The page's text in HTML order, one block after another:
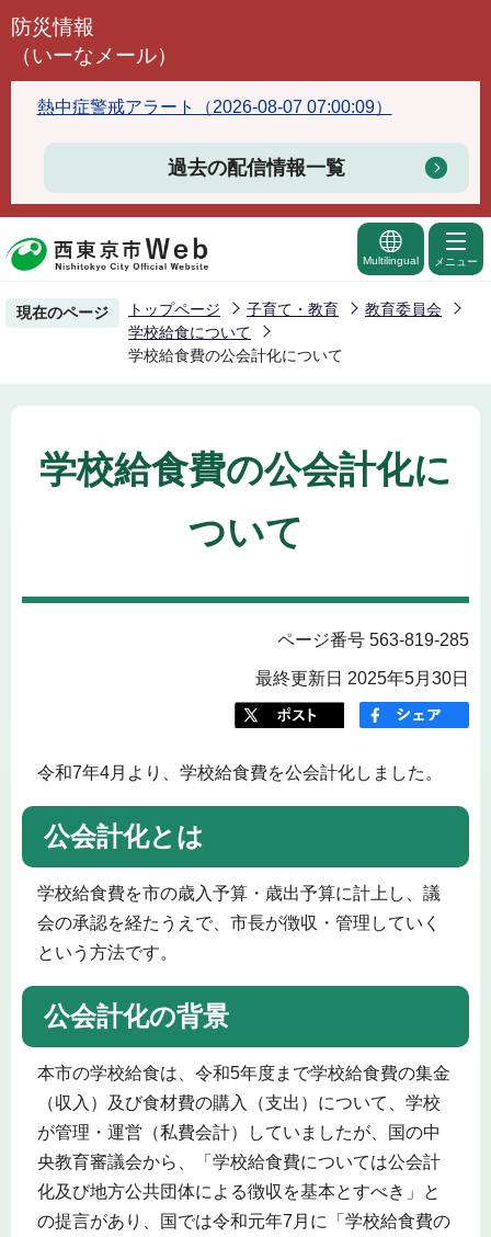
こ
頭
で
防災情報
（いーなメール）
熱中症警戒アラート（2026-08-07 07:00:09）
過去の配信情報一覧
Multilingual メニュー
現在のページ トップページ 子育て・教育
教育委員会
学校給食について
学校給食費の公会計化について
学校給食費の公会計化に
ついて
ページ番号 563-819-285
最終更新日 2025年5月30日
令和7年4月より、学校給食費を公会計化しました。
公会計化とは
学校給食費を市の歳入予算・歳出予算に計上し、議
会の承認を経たうえで、市長が徴収・管理していく
という方法です。
公会計化の背景
本市の学校給食は、令和5年度まで学校給食費の集金
（収入）及び食材費の購入（支出）について、学校
が管理・運営（私費会計）していましたが、国の中
央教育審議会から、「学校給食費については公会計
化及び地方公共団体による徴収を基本とすべき」と
の提言があり、国では令和元年7月に「学校給食費の